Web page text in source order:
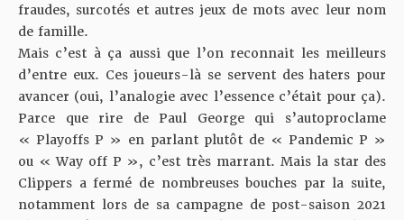
fraudes, surcotés et autres jeux de mots avec leur nom
de famille.
Mais c’est à ça aussi que l’on reconnait les meilleurs
d’entre eux. Ces joueurs-là se servent des haters pour
avancer (oui, l’analogie avec l’essence c’était pour ça).
Parce que rire de Paul George qui s’autoproclame
« Playoffs P » en parlant plutôt de « Pandemic P »
ou « Way off P », c’est très marrant. Mais la star des
Clippers a fermé de nombreuses bouches par la suite,
notamment lors de sa campagne de post-saison 2021